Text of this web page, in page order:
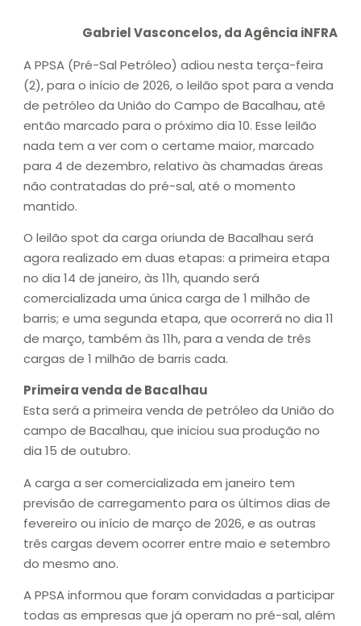
Gabriel Vasconcelos, da Agência iNFRA
A PPSA (Pré-Sal Petróleo) adiou nesta terça-feira
(2), para o início de 2026, o leilão spot para a venda
de petróleo da União do Campo de Bacalhau, até
então marcado para o próximo dia 10. Esse leilão
nada tem a ver com o certame maior, marcado
para 4 de dezembro, relativo às chamadas áreas
não contratadas do pré-sal, até o momento
mantido.
O leilão spot da carga oriunda de Bacalhau será
agora realizado em duas etapas: a primeira etapa
no dia 14 de janeiro, às 11h, quando será
comercializada uma única carga de 1 milhão de
barris; e uma segunda etapa, que ocorrerá no dia 11
de março, também às 11h, para a venda de três
cargas de 1 milhão de barris cada.
Primeira venda de Bacalhau
Esta será a primeira venda de petróleo da União do
campo de Bacalhau, que iniciou sua produção no
dia 15 de outubro.
A carga a ser comercializada em janeiro tem
previsão de carregamento para os últimos dias de
fevereiro ou início de março de 2026, e as outras
três cargas devem ocorrer entre maio e setembro
do mesmo ano.
A PPSA informou que foram convidadas a participar
todas as empresas que já operam no pré-sal, além